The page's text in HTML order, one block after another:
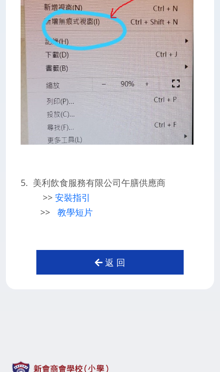
5. 美利飲食服務有限公司午膳供應商
>> 安裝指引
>> 教學短片
返 回